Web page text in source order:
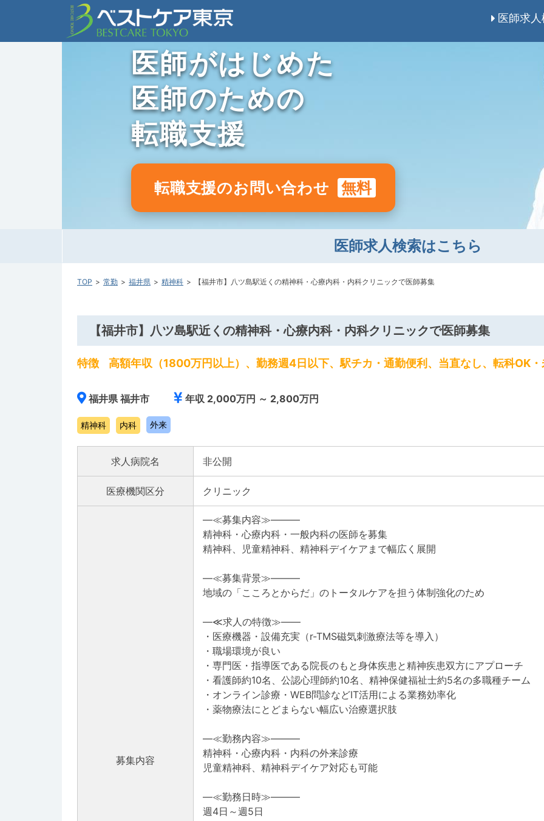
医師求
医師がはじめた
医師のための
転職支援
転職支援のお問い合わせ 無料
医師求人検索はこちら
TOP 常勤 福井県 精神科 【福井市】八ツ島駅近くの精神科・心療内科・内科クリニックで医師募集
【福井市】八ツ島駅近くの精神科・心療内科・内科クリニックで医師募集
特徴 高額年収（1800万円以上）、勤務週4日以下、駅チカ・通勤便利、当直なし、転科OK
福井県 福井市 年収 2,000万円 ～ 2,800万円
精神科 内科 外来
求人病院名 非公開
医療機関区分 クリニック
募集内容
―≪募集内容≫―――
精神科・心療内科・一般内科の医師を募集
精神科、児童精神科、精神科デイケアまで幅広く展開
―≪募集背景≫―――
地域の「こころとからだ」のトータルケアを担う体制強化のため
―≪求人の特徴≫――
・医療機器・設備充実（r-TMS磁気刺激療法等を導入）
・職場環境が良い
・専門医・指導医である院長のもと身体疾患と精神疾患双方にアプローチ
・看護師約10名、公認心理師約10名、精神保健福祉士約5名の多職種チーム
・オンライン診療・WEB問診などIT活用による業務効率化
・薬物療法にとどまらない幅広い治療選択肢
―≪勤務内容≫―――
精神科・心療内科・内科の外来診療
児童精神科、精神科デイケア対応も可能
―≪勤務日時≫―――
週4日～週5日